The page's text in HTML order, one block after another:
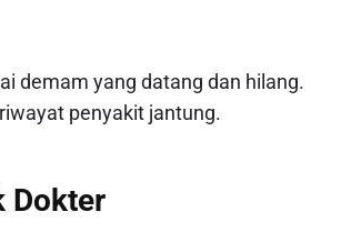
demam yang datang dan hilang.
penyakit jantung.
Dokter